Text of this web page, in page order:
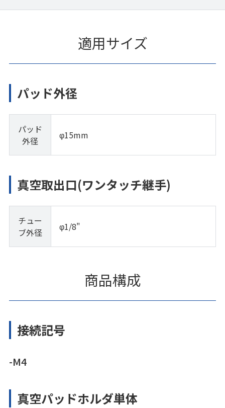
適用サイズ
パッド外径
パッド
外径
φ15mm
真空取出口(ワンタッチ継手)
チュー
ブ外径
φ1/8"
商品構成
接続記号
-M4
真空パッドホルダ単体